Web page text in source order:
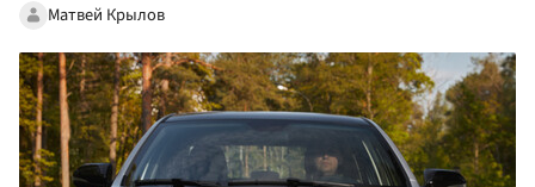
Матвей Крылов